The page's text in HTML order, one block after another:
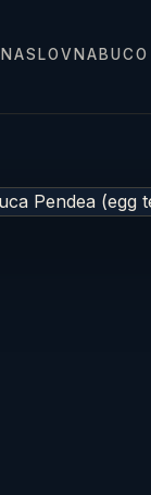
NASLOVNA